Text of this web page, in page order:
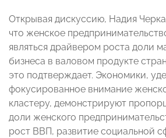
Открывая дискуссию, Надия
что женское
являться драйвером роста доли
бизнеса в валовом продукте
это подтверждает. Экономики,
фокусированное внимание
кластеру, демонстрируют
доли женского
рост ВВП, развитие социальной